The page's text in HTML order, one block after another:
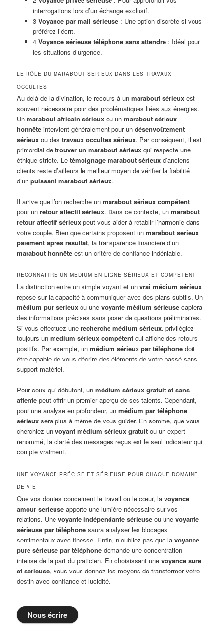
interrogations lors d’un échange exclusif.
3 Voyance par mail sérieuse: Une option discrète si vous
préférez l’écrit.
4 Voyance sérieuse téléphone sans attendre: Idéal pour
les situations d’urgence.
LE RÔLE DU MARABOUT SÉRIEUX DANS LES TRAVAUX
OCCULTES
Au-delà de la divination, le recours à unmarabout sérieux est
souvent nécessaire pour des problématiques liées aux énergies.
Unmarabout africain sérieux ou unmarabout sérieux
honnête intervient généralement pour undésenvoûtement
sérieux ou destravaux occultes sérieux. Par conséquent, il est
primordial detrouver un marabout sérieux qui respecte une
éthique stricte. Letémoignage marabout sérieux d’anciens
clients reste d’ailleurs le meilleur moyen de vérifier la fiabilité
d’unpuissant marabout sérieux.
Il arrive que l’on recherche unmarabout sérieux compétent
pour unretour affectif sérieux. Dans ce contexte, unmarabout
retour affectif sérieux peut vous aider à rétablir l’harmonie dans
votre couple. Bien que certains proposent unmarabout serieux
paiement apres resultat, la transparence financière d’un
marabout honnête est un critère de confiance indéniable.
RECONNAÎTRE UN MÉDIUM EN LIGNE SÉRIEUX ET COMPÉTENT
La distinction entre un simple voyant et unvrai médium sérieux
repose sur la capacité à communiquer avec des plans subtils. Un
médium pur serieux ou unevoyante médium sérieuse captera
des informations précises sans poser de questions préliminaires.
Si vous effectuez unerecherche médium sérieux, privilégiez
toujours unmedium sérieux compétent qui affiche des retours
positifs. Par exemple, unmédium sérieux par téléphone doit
être capable de vous décrire des éléments de votre passé sans
support matériel.
Pour ceux qui débutent, unmédium sérieux gratuit et sans
attente peut offrir un premier aperçu de ses talents. Cependant,
pour une analyse en profondeur, unmédium par téléphone
sérieux sera plus à même de vous guider. En somme, que vous
cherchiez unvoyant médium sérieux gratuit ou un expert
renommé, la clarté des messages reçus est le seul indicateur qui
compte vraiment.
UNE VOYANCE PRÉCISE ET SÉRIEUSE POUR CHAQUE DOMAINE
DE VIE
Que vos doutes concernent le travail ou le cœur, lavoyance
amour serieuse apporte une lumière nécessaire sur vos
relations. Unevoyante indépendante sérieuse ou unevoyante
sérieuse par téléphone saura analyser les blocages
sentimentaux avec finesse. Enfin, n’oubliez pas que lavoyance
pure sérieuse par téléphone demande une concentration
intense de la part du praticien. En choisissant unevoyance sure
et serieuse, vous vous donnez les moyens de transformer votre
destin avec confiance et lucidité.
Nous écrire